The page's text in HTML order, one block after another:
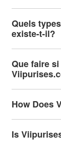
Quels
existe-t-il?
Que faire
How Does
Is